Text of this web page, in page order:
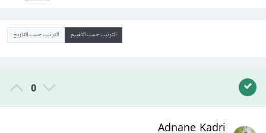
الترتيب حسب التقييم الترتيب حسب التاريخ
0
Adnane Kadri